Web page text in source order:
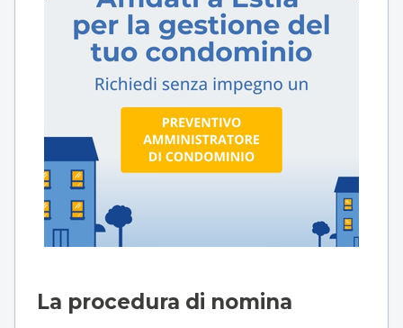
La procedura di nomina